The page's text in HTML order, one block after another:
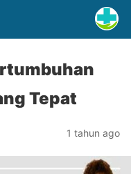
Tepat
1 tahun ago